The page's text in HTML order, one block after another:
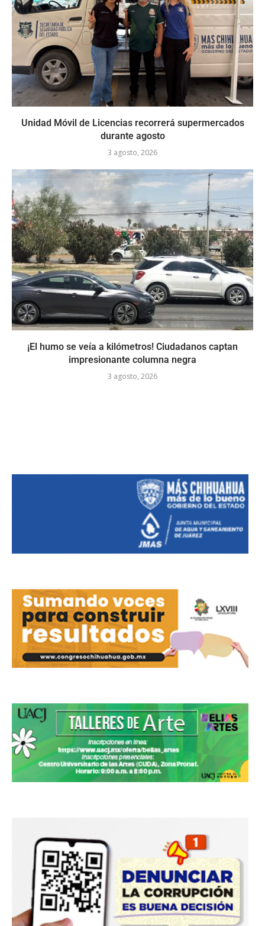
Unidad Móvil de Licencias recorrerá supermercados
durante agosto
3 agosto, 2026
¡El humo se veía a kilómetros! Ciudadanos captan
impresionante columna negra
3 agosto, 2026